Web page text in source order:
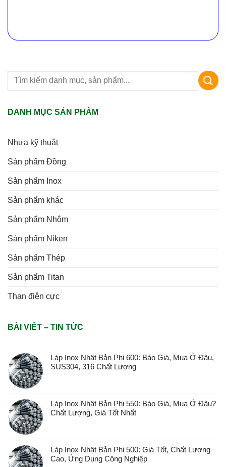
DANH MỤC SẢN PHẨM
Nhựa kỹ thuật
Sản phẩm Đồng
Sản phẩm Inox
Sản phẩm khác
Sản phẩm Nhôm
Sản phẩm Niken
Sản phẩm Thép
Sản phẩm Titan
Than điện cực
BÀI VIẾT – TIN TỨC
Láp Inox Nhật Bản Phi 600: Báo Giá, Mua Ở Đâu,
SUS304, 316 Chất Lượng
Láp Inox Nhật Bản Phi 550: Báo Giá, Mua Ở Đâu?
Chất Lượng, Giá Tốt Nhất
Láp Inox Nhật Bản Phi 500: Giá Tốt, Chất Lượng
Cao, Ứng Dụng Công Nghiệp